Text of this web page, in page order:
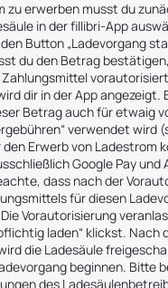
zu erwerben musst du
in der fillibri-App
Button „Ladevorgang
du den Betrag
dir in der App angezeigt.
Betrag auch für etwaig
verwendet wird
den Erwerb von Ladestrom
Google Pay und
dass nach der
für diesen
Vorautorisierung
laden“ klickst. Nach
die Ladesäule
beginnen. Bitte
des